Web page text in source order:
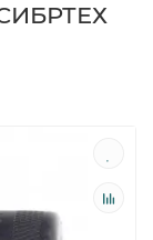
СИБРТЕХ